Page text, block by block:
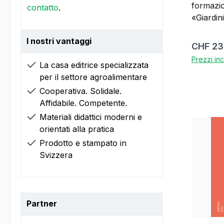
contatto.
I nostri vantaggi
La casa editrice specializzata
per il settore agroalimentare
Cooperativa. Solidale.
Affidabile. Competente.
Materiali didattici moderni e
orientati alla pratica
Prodotto e stampato in
Svizzera
Partner
«Giardinier/
2024, e
clienti /
C1:
loro
delle
Prezzo
CHF
Prezzi